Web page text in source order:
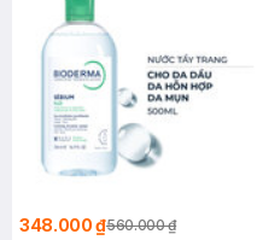
348.000 ₫560.000 ₫